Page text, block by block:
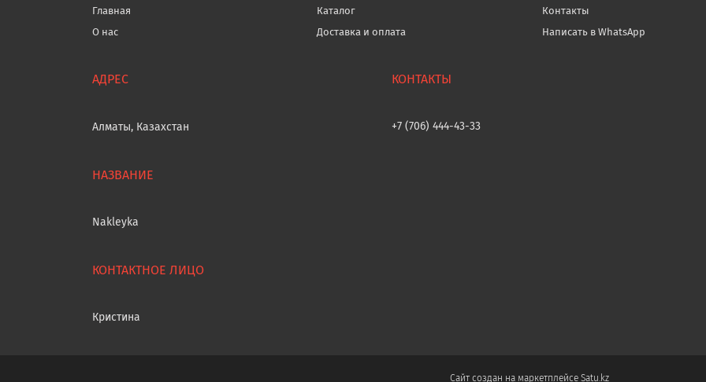
Главная
О нас
Каталог
Доставка и оплата
Контакты
Написать в WhatsApp
Алматы, Казахстан
Nakleyka
Кристина
+7 (706) 444-43-33
Сайт создан на маркетплейсеSatu.kz